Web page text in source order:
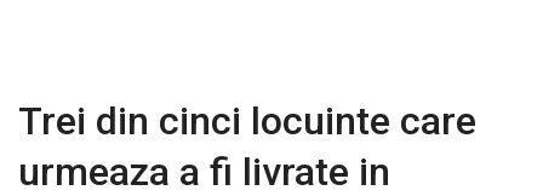
Trei din cinci locuinte care
urmeaza a fi livrate in